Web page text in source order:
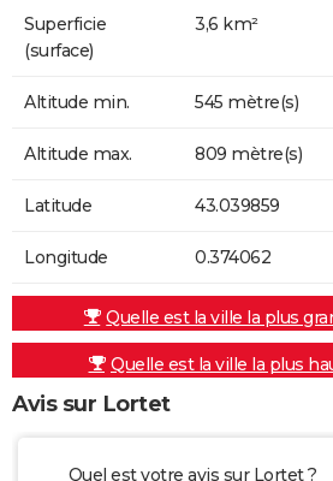
Superficie
(surface)
3,6 km²
Altitude min. 545 mètre(s)
Altitude max. 809 mètre(s)
Latitude 43.039859
Longitude 0.374062
Quelle est la ville la plus
Quelle est la ville la plus
Avis sur Lortet
Quel est votre avis sur Lortet ?